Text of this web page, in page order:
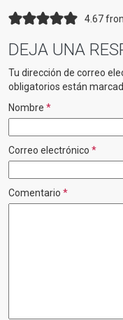
4.67
DEJA UNA
Tu dirección de correo
obligatorios están
Nombre *
Correo electrónico *
Comentario *